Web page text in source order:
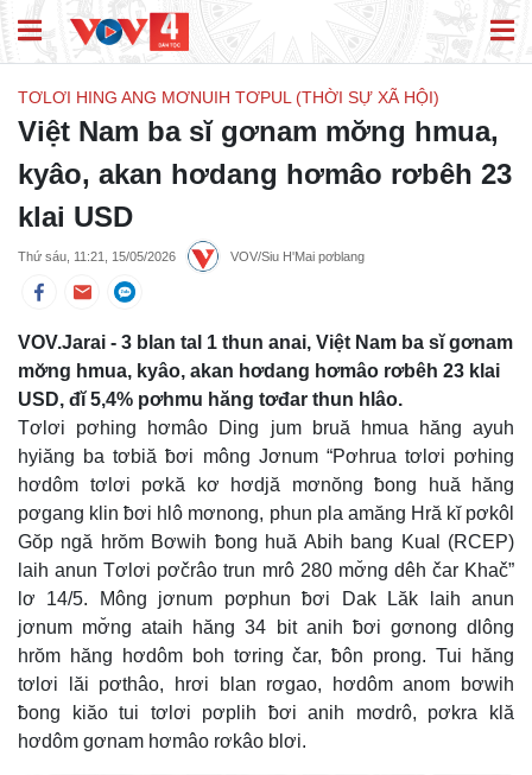
TƠLƠI HING ANG MƠNUIH TƠPUL (THỜI SỰ XÃ HỘI)
Việt Nam ba sĭ gơnam mơ̆ng hmua,
kyâo, akan hơdang hơmâo rơbêh 23
klai USD
Thứ sáu, 11:21, 15/05/2026 VOV/Siu H'Mai pơblang
VOV.Jarai - 3 blan tal 1 thun anai, Việt Nam ba sĭ gơnam
mơ̆ng hmua, kyâo, akan hơdang hơmâo rơbêh 23 klai
USD, đĭ 5,4% pơhmu hăng tơđar thun hlâo.
Tơlơi pơhing hơmâo Ding jum bruă hmua hăng ayuh
hyiăng ba tơbiă ƀơi mông Jơnum “Pơhrua tơlơi pơhing
hơdôm tơlơi pơkă kơ hơdjă mơnŏng ƀong huă hăng
pơgang klin ƀơi hlô mơnong, phun pla amăng Hră kĭ pơkôl
Gŏp ngă hrŏm Bơwih ƀong huă Abih bang Kual (RCEP)
laih anun Tơlơi pơčrâo trun mrô 280 mơ̆ng dêh čar Khač”
lơ 14/5. Mông jơnum pơphun ƀơi Dak Lăk laih anun
jơnum mơ̆ng ataih hăng 34 bit anih ƀơi gơnong dlông
hrŏm hăng hơdôm boh tơring čar, ƀôn prong. Tui hăng
tơlơi lăi pơthâo, hrơi blan rơgao, hơdôm anom bơwih
ƀong kiăo tui tơlơi pơplih ƀơi anih mơdrô, pơkra klă
hơdôm gơnam hơmâo rơkâo blơi.